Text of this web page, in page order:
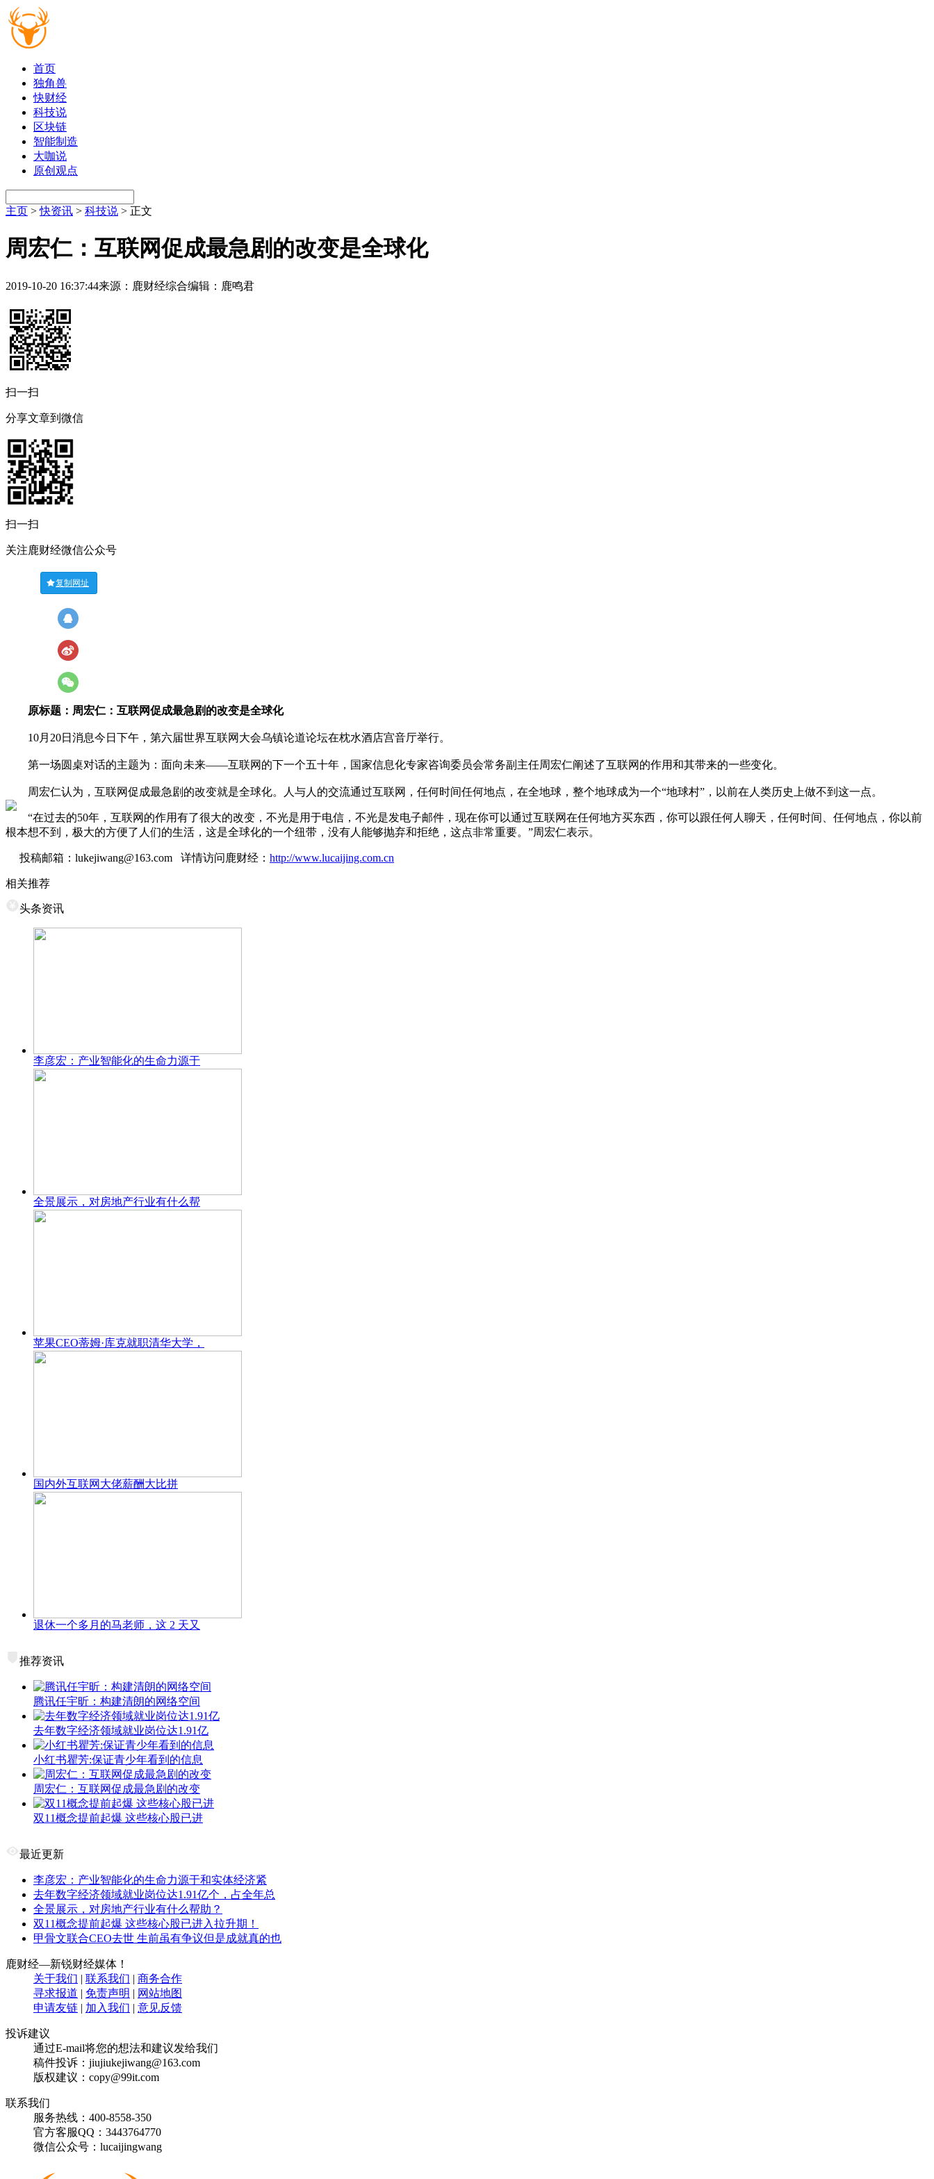
首页
独角兽
快财经
科技说
区块链
智能制造
大咖说
原创观点
主页 >快资讯 > 科技说 > 正文
周宏仁：互联网促成最急剧的改变是全球化
2019-10-20 16:37:44来源：鹿财经综合编辑：鹿鸣君
扫一扫
分享文章到微信
扫一扫
关注鹿财经微信公众号
复制网址
原标题：周宏仁：互联网促成最急剧的改变是全球化
10月20日消息今日下午，第六届世界互联网大会乌镇论道论坛在枕水酒店宫音厅举行。
第一场圆桌对话的主题为：面向未来——互联网的下一个五十年，国家信息化专家咨询委员会常务副主任周宏仁阐述了互联网的作用和其带来的一些变化。
周宏仁认为，互联网促成最急剧的改变就是全球化。人与人的交流通过互联网，任何时间任何地点，在全地球，整个地球成为一个“地球村”，以前在人类历史上做不到这一点。
“在过去的50年，互联网的作用有了很大的改变，不光是用于电信，不光是发电子邮件，现在你可以通过互联网在任何地方买东西，你可以跟任何人聊天，任何时间、任何地点，你以前
根本想不到，极大的方便了人们的生活，这是全球化的一个纽带，没有人能够抛弃和拒绝，这点非常重要。”周宏仁表示。
投稿邮箱：lukejiwang@163.com 详情访问鹿财经： http://www.lucaijing.com.cn
相关推荐
头条资讯
李彦宏：产业智能化的生命力源于
全景展示，对房地产行业有什么帮
苹果CEO蒂姆·库克就职清华大学，
国内外互联网大佬薪酬大比拼
退休一个多月的马老师，这 2 天又
推荐资讯
腾讯任宇昕：构建清朗的网络空间
去年数字经济领域就业岗位达1.91亿
小红书瞿芳:保证青少年看到的信息
周宏仁：互联网促成最急剧的改变
双11概念提前起爆 这些核心股已进
最近更新
李彦宏：产业智能化的生命力源于和实体经济紧
去年数字经济领域就业岗位达1.91亿个，占全年总
全景展示，对房地产行业有什么帮助？
双11概念提前起爆 这些核心股已进入拉升期！
甲骨文联合CEO去世 生前虽有争议但是成就真的也
鹿财经—新锐财经媒体！
关于我们 | 联系我们 | 商务合作
寻求报道 | 免责声明 | 网站地图
申请友链 | 加入我们 | 意见反馈
投诉建议
通过E-mail将您的想法和建议发给我们
稿件投诉：jiujiukejiwang@163.com
版权建议：copy@99it.com
联系我们
服务热线：400-8558-350
官方客服QQ：3443764770
微信公众号：lucaijingwang